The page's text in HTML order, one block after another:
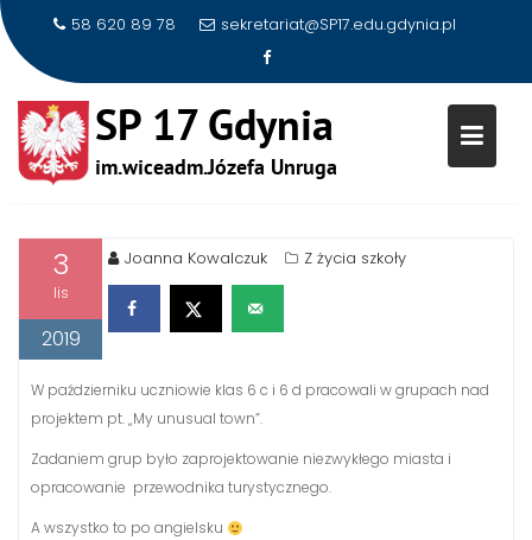
content
58 620 89 78 sekretariat@SP17.edu.gdynia.pl
MY UNUSUAL TOWN
3
lis
2019
Joanna Kowalczuk Z życia szkoły
W październiku uczniowie klas 6 c i 6 d pracowali w grupach nad
projektem pt. „My unusual town”.
Zadaniem grup było zaprojektowanie niezwykłego miasta i
opracowanie przewodnika turystycznego.
A wszystko to po angielsku